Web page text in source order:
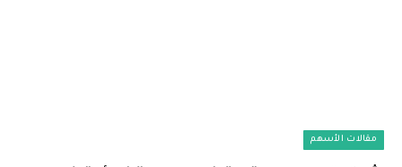
مقالات الأسهم